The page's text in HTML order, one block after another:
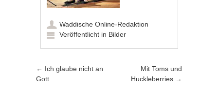
Waddische Online-Redaktion
Veröffentlicht in Bilder
Artikel-Navigation
← Ich glaube nicht an
Gott
Mit Toms und
Huckleberries →